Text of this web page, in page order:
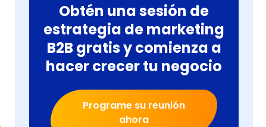
Obtén una sesión de
estrategia de marketing
B2B gratis y comienza a
hacer crecer tu negocio
Programe su reunión
ahora